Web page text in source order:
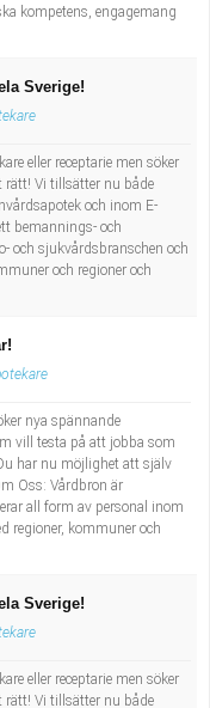
kompetens, engagemang
Sverige!
eller receptarie men söker
Vi tillsätter nu både
och inom E-
bemannings- och
och sjukvårdsbranschen och
och regioner och
nya spännande
vill testa på att jobba som
har nu möjlighet att själv
Oss: Vårdbron är
all form av personal inom
regioner, kommuner och
Sverige!
eller receptarie men söker
Vi tillsätter nu både